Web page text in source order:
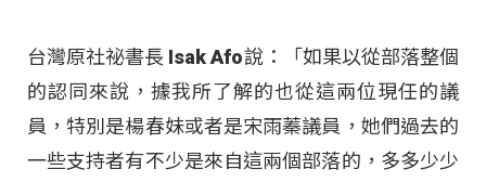
台灣原社祕書長 Isak Afo說：「如果以從部落整個
的認同來說，據我所了解的也從這兩位現任的議
員，特別是楊春妹或者是宋雨蓁議員，她們過去的
一些支持者有不少是來自這兩個部落的，多多少少